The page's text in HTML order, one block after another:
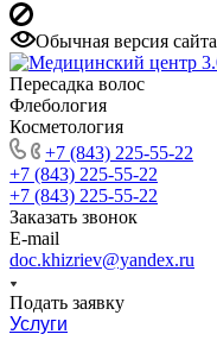
Обычная версия сайта
Пересадка волос
Флебология
Косметология
+7 (843) 225-55-22
+7 (843) 225-55-22
+7 (843) 225-55-22
Заказать звонок
E-mail
doc.khizriev@yandex.ru
Подать заявку
Услуги